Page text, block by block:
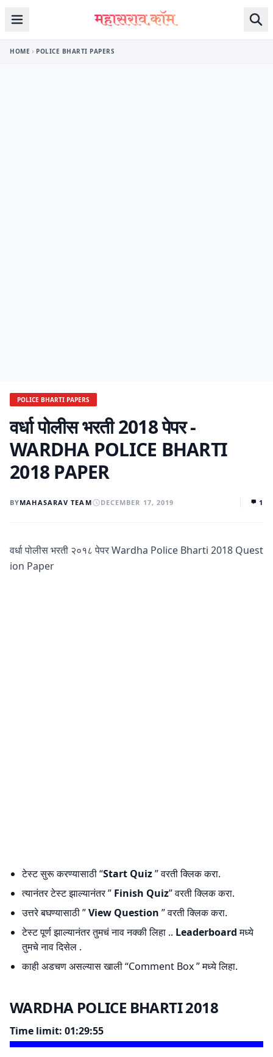
Skip to content
HOME POLICE BHARTI PAPERS
POLICE BHARTI PAPERS
वर्धा पोलीस भरती 2018 पेपर -
WARDHA POLICE BHARTI
2018 PAPER
BYMAHASARAV TEAM DECEMBER 17, 2019 1
वर्धा पोलीस भरती २०१८ पेपर Wardha Police Bharti 2018 Quest
ion Paper
टेस्ट सुरू करण्यासाठी “Start Quiz” वरती क्लिक करा.
त्यानंतर टेस्ट झाल्यानंतर ” Finish Quiz” वरती क्लिक करा.
उत्तरे बघण्यासाठी ”View Question ” वरती क्लिक करा.
टेस्ट पूर्ण झाल्यानंतर तुमचं नाव नक्की लिहा .. Leaderboardमध्ये
तुमचे नाव दिसेल .
काही अडचण असल्यास खाली “Comment Box ” मध्ये लिहा.
WARDHA POLICE BHARTI 2018
Time limit: 01:29:55